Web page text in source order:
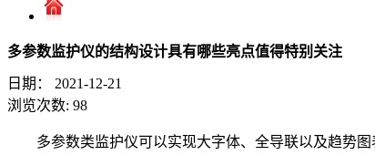
多参数监护仪的结构设计具有哪些亮点值得特别关注
日期：
2021-12-21
浏览次数: 98
多参数类监护仪可以实现大字体、全导联以及趋势